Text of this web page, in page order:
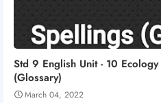
Std 9 English Unit - 10
(Glossary)
March 04, 2022